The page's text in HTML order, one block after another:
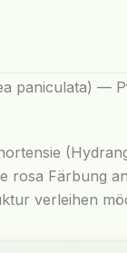
rosa Färbung
verleihen